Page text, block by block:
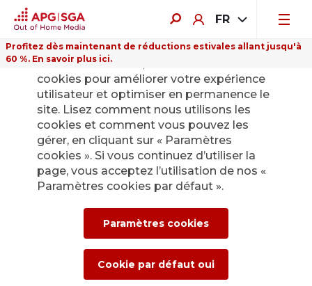
FR
Profitez dès maintenant de réductions estivales allant jusqu'à
60 %. En savoir plus ici.
Retour
Une nouvelle ère
pour la publicité
numérique à
l’aéroport de Zurich
Sur ce site Internet, nous utilisons des
cookies pour améliorer votre expérience
utilisateur et optimiser en permanence le
site. Lisez comment nous utilisons les
cookies et comment vous pouvez les
gérer, en cliquant sur « Paramètres
cookies ». Si vous continuez d’utiliser la
page, vous acceptez l’utilisation de nos «
Paramètres cookies par défaut ».
Paramètres cookies
Cookie par défaut oui